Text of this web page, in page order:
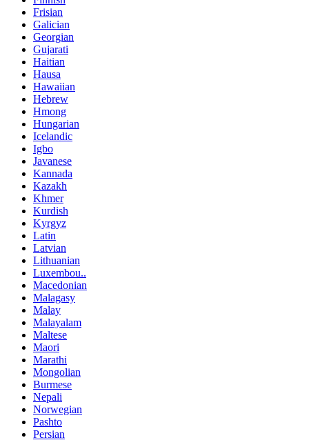
Frisian
Galician
Georgian
Gujarati
Haitian
Hausa
Hawaiian
Hebrew
Hmong
Hungarian
Icelandic
Igbo
Javanese
Kannada
Kazakh
Khmer
Kurdish
Kyrgyz
Latin
Latvian
Lithuanian
Luxembou..
Macedonian
Malagasy
Malay
Malayalam
Maltese
Maori
Marathi
Mongolian
Burmese
Nepali
Norwegian
Pashto
Persian